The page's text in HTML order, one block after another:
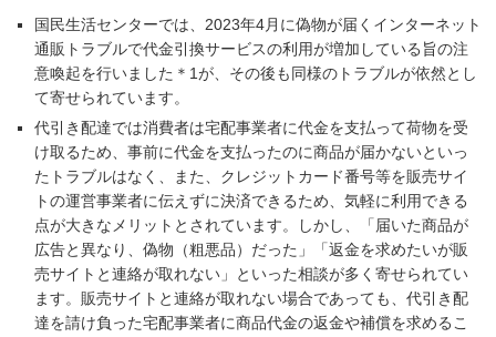
国民生活センターでは、2023年4月に偽物が届くインターネット
通販トラブルで代金引換サービスの利用が増加している旨の注
意喚起を行いました＊1が、その後も同様のトラブルが依然とし
て寄せられています。
代引き配達では消費者は宅配事業者に代金を支払って荷物を受
け取るため、事前に代金を支払ったのに商品が届かないといっ
たトラブルはなく、また、クレジットカード番号等を販売サイ
トの運営事業者に伝えずに決済できるため、気軽に利用できる
点が大きなメリットとされています。しかし、「届いた商品が
広告と異なり、偽物（粗悪品）だった」「返金を求めたいが販
売サイトと連絡が取れない」といった相談が多く寄せられてい
ます。販売サイトと連絡が取れない場合であっても、代引き配
達を請け負った宅配事業者に商品代金の返金や補償を求めるこ